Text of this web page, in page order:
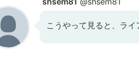
こうやって見ると、ラ